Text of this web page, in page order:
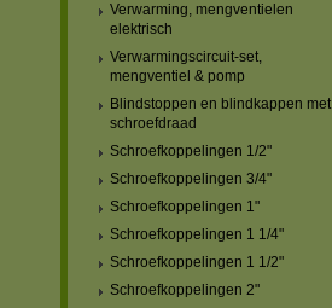
Verwarming, mengventielen
elektrisch
Verwarmingscircuit-set,
mengventiel & pomp
Blindstoppen en blindkappen met
schroefdraad
Schroefkoppelingen 1/2"
Schroefkoppelingen 3/4"
Schroefkoppelingen 1"
Schroefkoppelingen 1 1/4"
Schroefkoppelingen 1 1/2"
Schroefkoppelingen 2"